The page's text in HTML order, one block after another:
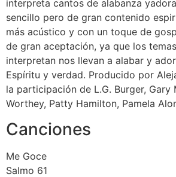
interpreta cantos de alabanza
sencillo pero de gran contenido
más acústico y con un toque de
de gran aceptación, ya que los
interpretan nos llevan a alabar y
Espíritu y verdad. Producido por
la participación de L.G. Burger, Gary
Worthey, Patty Hamilton, Pamela
Canciones
Me Goce
Salmo 61